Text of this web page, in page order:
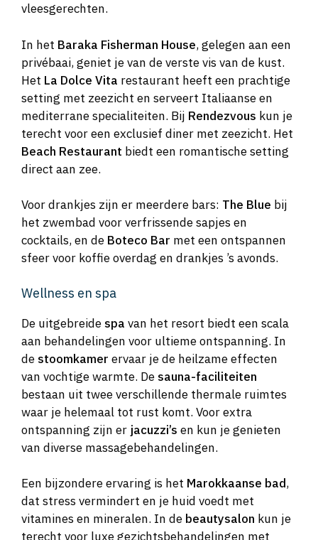
vleesgerechten.
In het Baraka Fisherman House, gelegen aan een
privébaai, geniet je van de verste vis van de kust.
Het La Dolce Vita restaurant heeft een prachtige
setting met zeezicht en serveert Italiaanse en
mediterrane specialiteiten. Bij Rendezvous kun je
terecht voor een exclusief diner met zeezicht. Het
Beach Restaurant biedt een romantische setting
direct aan zee.
Voor drankjes zijn er meerdere bars: The Blue bij
het zwembad voor verfrissende sapjes en
cocktails, en de Boteco Bar met een ontspannen
sfeer voor koffie overdag en drankjes ’s avonds.
Wellness en spa
De uitgebreide spa van het resort biedt een scala
aan behandelingen voor ultieme ontspanning. In
de stoomkamer ervaar je de heilzame effecten
van vochtige warmte. De sauna-faciliteiten
bestaan uit twee verschillende thermale ruimtes
waar je helemaal tot rust komt. Voor extra
ontspanning zijn er jacuzzi’s en kun je genieten
van diverse massagebehandelingen.
Een bijzondere ervaring is het Marokkaanse bad,
dat stress vermindert en je huid voedt met
vitamines en mineralen. In de beautysalon kun je
terecht voor luxe gezichtsbehandelingen met